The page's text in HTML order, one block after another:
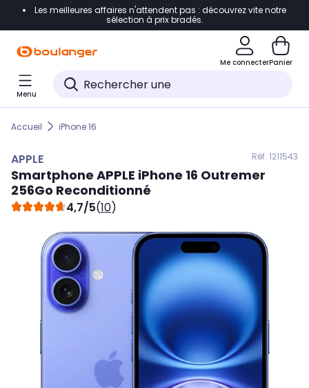
Accéder directement à la navigation
Accéder directement au pied de page
Accéder directement au chatbot
Les meilleures affaires n'attendent pas : découvrez vite notre
sélection à prix bradés.
Me connecterPanier
Menu
Accueil iPhone 16
APPLE Réf. 1211543
Smartphone APPLE iPhone 16 Outremer
256Go Reconditionné
4,7/5(10)